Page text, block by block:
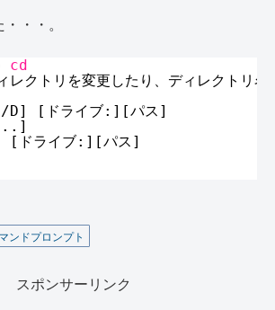
・・。
cd
レクトリを変更したり、ディレクトリ名
/D] [ドライブ:][パス]
[..]
[ドライブ:][パス]
ンドプロンプト
スポンサーリンク